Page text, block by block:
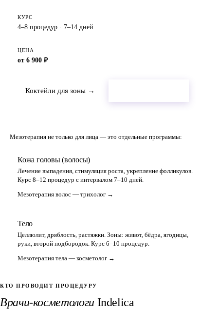
КУРС
4–8 процедур · 7–14 дней
ЦЕНА
от 6 900 ₽
Коктейли для зоны →
Мезотерапия не только для лица — это отдельные программы:
Кожа головы (волосы)
Лечение выпадения, стимуляция роста, укрепление фолликулов.
Курс 8–12 процедур с интервалом 7–10 дней.
Мезотерапия волос — трихолог →
Тело
Целлюлит, дряблость, растяжки. Зоны: живот, бёдра, ягодицы,
руки, второй подбородок. Курс 6–10 процедур.
Мезотерапия тела — косметолог →
КТО ПРОВОДИТ ПРОЦЕДУРУ
Врачи-косметологи Indelica